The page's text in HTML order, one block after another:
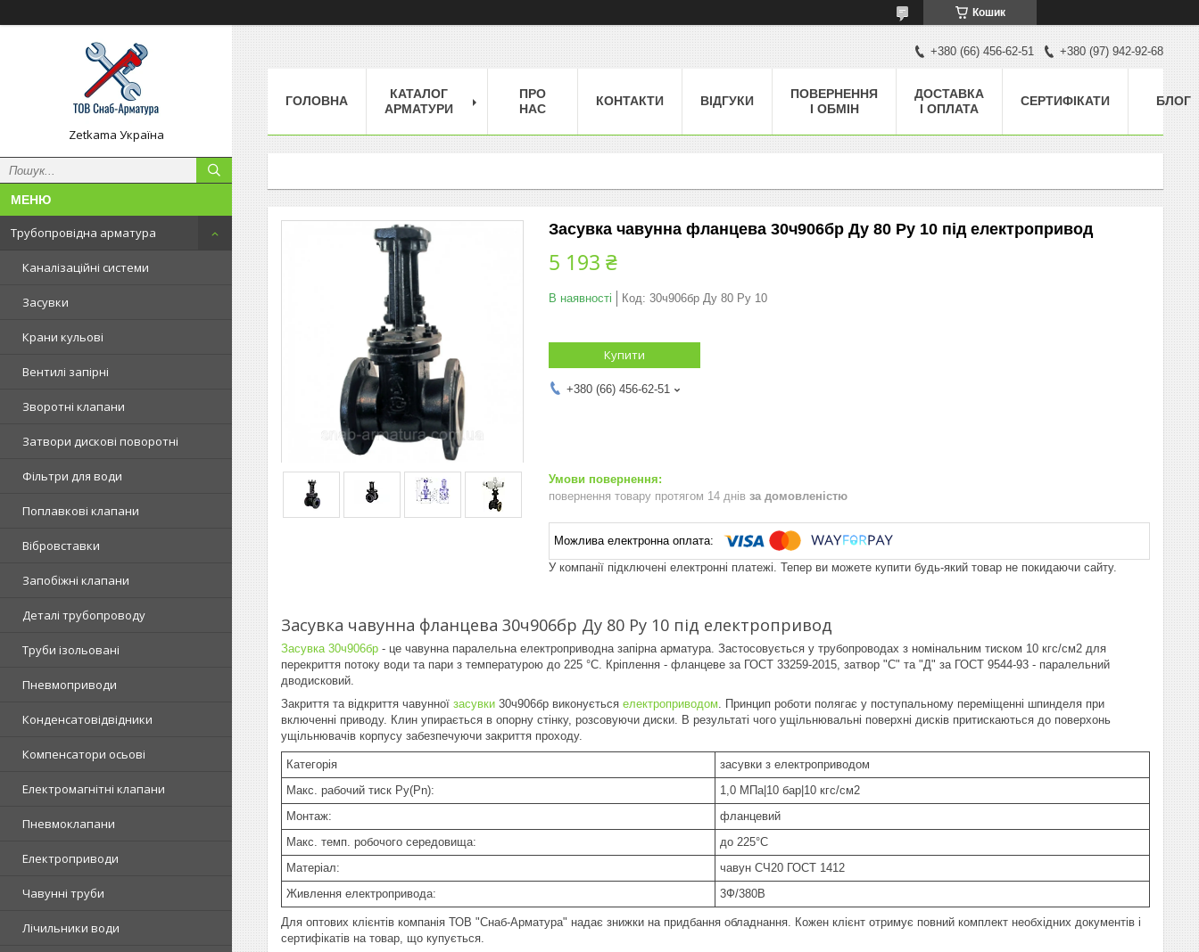
Кошик
Zetkama Україна
Трубопровідна арматура
Каналізаційні системи
Засувки
Крани кульові
Вентилі запірні
Зворотні клапани
Затвори дискові поворотні
Фільтри для води
Поплавкові клапани
Вібровставки
Запобіжні клапани
Деталі трубопроводу
Труби ізольовані
Пневмоприводи
Конденсатовідвідники
Компенсатори осьові
Електромагнітні клапани
Пневмоклапани
Електроприводи
Чавунні труби
Лічильники води
+380 (66) 456-62-51 +380 (97) 942-92-68
ГОЛОВНА
КАТАЛОГ
АРМАТУРИ
ПРО
НАС
КОНТАКТИ ВІДГУКИ
ПОВЕРНЕННЯ
І ОБМІН
ДОСТАВКА
І ОПЛАТА
СЕРТИФІКАТИ БЛОГ
Засувка чавунна фланцева 30ч906бр Ду 80 Ру 10 під електропривод
5 193 ₴
В наявності Код: 30ч906бр Ду 80 Ру 10
Купити
+380 (66) 456-62-51
повернення товару протягом 14 днів за домовленістю
У компанії підключені електронні платежі. Тепер ви можете купити будь-який товар не покидаючи сайту.
Засувка чавунна фланцева 30ч906бр Ду 80 Ру 10 під електропривод
Засувка 30ч906бр - це чавунна паралельна електроприводна запірна арматура. Застосовується у трубопроводах з номінальним тиском 10 кгс/см2 для
перекриття потоку води та пари з температурою до 225 °С. Кріплення - фланцеве за ГОСТ 33259-2015, затвор "С" та "Д" за ГОСТ 9544-93 - паралельний
дводисковий.
Закриття та відкриття чавунної засувки 30ч906бр виконується електроприводом . Принцип роботи полягає у поступальному переміщенні шпинделя при
включенні приводу. Клин упирається в опорну стінку, розсовуючи диски. В результаті чого ущільнювальні поверхні дисків притискаються до поверхонь
ущільнювачів корпусу забезпечуючи закриття проходу.
Категорія
засувки з електроприводом
Макс. рабочий тиск Ру(Pn):
1,0 МПа|10 бар|10 кгс/см2
Монтаж:
фланцевий
Макс. темп. робочого середовища:
до 225°С
Матеріал:
чавун СЧ20 ГОСТ 1412
Живлення електропривода:
3Ф/380В
Для оптових клієнтів компанія ТОВ "Снаб-Арматура" надає знижки на придбання обладнання. Кожен клієнт отримує повний комплект необхідних документів і
сертифікатів на товар, що купується.